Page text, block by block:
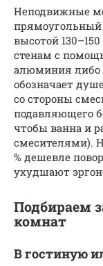
Неподвижные
прямоугольный
высотой
стенам с
алюминия либо
обозначает
со стороны
подавляющего
чтобы ванна и
смесителями).
% дешевле
ухудшают
Подбираем
комнат
В гостиную